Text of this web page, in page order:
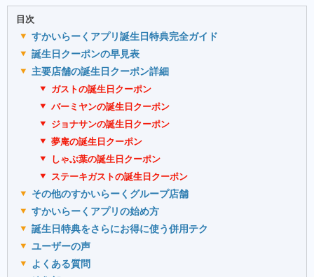
目次
すかいらーくアプリ誕生日特典完全ガイド
誕生日クーポンの早見表
主要店舗の誕生日クーポン詳細
ガストの誕生日クーポン
バーミヤンの誕生日クーポン
ジョナサンの誕生日クーポン
夢庵の誕生日クーポン
しゃぶ葉の誕生日クーポン
ステーキガストの誕生日クーポン
その他のすかいらーくグループ店舗
すかいらーくアプリの始め方
誕生日特典をさらにお得に使う併用テク
ユーザーの声
よくある質問